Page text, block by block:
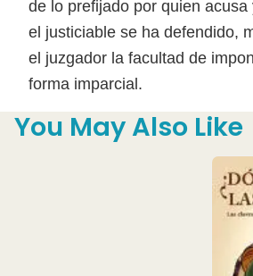
de lo prefijado por quien acusa
el justiciable se ha defendido,
el juzgador la facultad de
forma imparcial.
You May Also Like